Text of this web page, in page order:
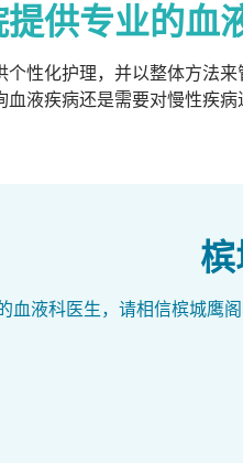
供专业的血
个性化护理，并以整体方法
液疾病还是需要对慢性疾
血液科医生，请相信槟城鹰